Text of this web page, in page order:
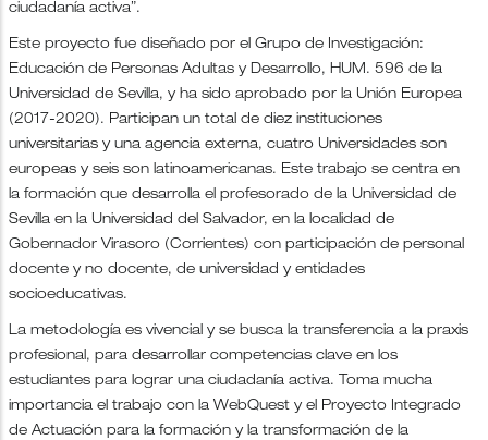
ciudadanía activa”.
Este proyecto fue diseñado por el Grupo de Investigación:
Educación de Personas Adultas y Desarrollo, HUM. 596 de la
Universidad de Sevilla, y ha sido aprobado por la Unión Europea
(2017-2020). Participan un total de diez instituciones
universitarias y una agencia externa, cuatro Universidades son
europeas y seis son latinoamericanas. Este trabajo se centra en
la formación que desarrolla el profesorado de la Universidad de
Sevilla en la Universidad del Salvador, en la localidad de
Gobernador Virasoro (Corrientes) con participación de personal
docente y no docente, de universidad y entidades
socioeducativas.
La metodología es vivencial y se busca la transferencia a la praxis
profesional, para desarrollar competencias clave en los
estudiantes para lograr una ciudadanía activa. Toma mucha
importancia el trabajo con la WebQuest y el Proyecto Integrado
de Actuación para la formación y la transformación de la